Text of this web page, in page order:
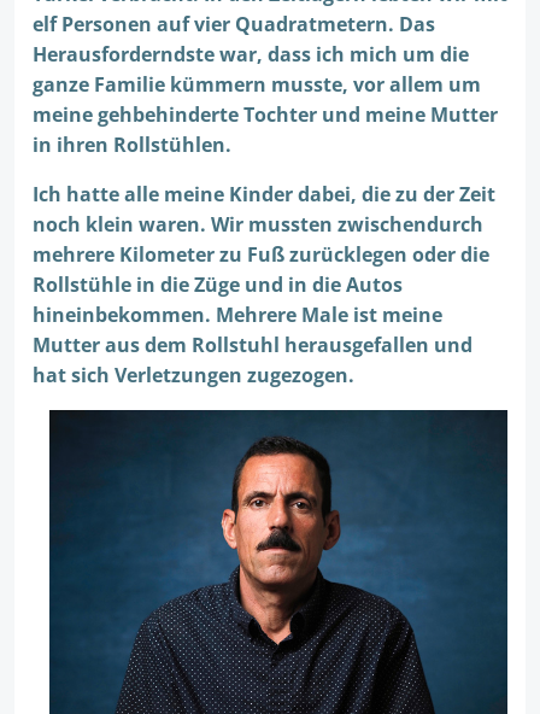
elf Personen auf vier Quadratmetern. Das
Herausforderndste war, dass ich mich um die
ganze Familie kümmern musste, vor allem um
meine gehbehinderte Tochter und meine Mutter
in ihren Rollstühlen.
Ich hatte alle meine Kinder dabei, die zu der Zeit
noch klein waren. Wir mussten zwischendurch
mehrere Kilometer zu Fuß zurücklegen oder die
Rollstühle in die Züge und in die Autos
hineinbekommen. Mehrere Male ist meine
Mutter aus dem Rollstuhl herausgefallen und
hat sich Verletzungen zugezogen.